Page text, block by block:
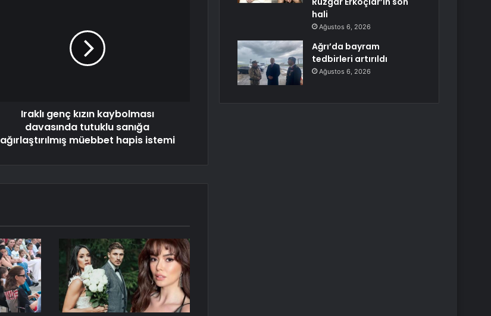
Iraklı genç kızın kaybolması
davasında tutuklu sanığa
ağırlaştırılmış müebbet hapis istemi
hali
Ağustos 6, 2026
Ağrı’da bayram
tedbirleri artırıldı
Ağustos 6, 2026